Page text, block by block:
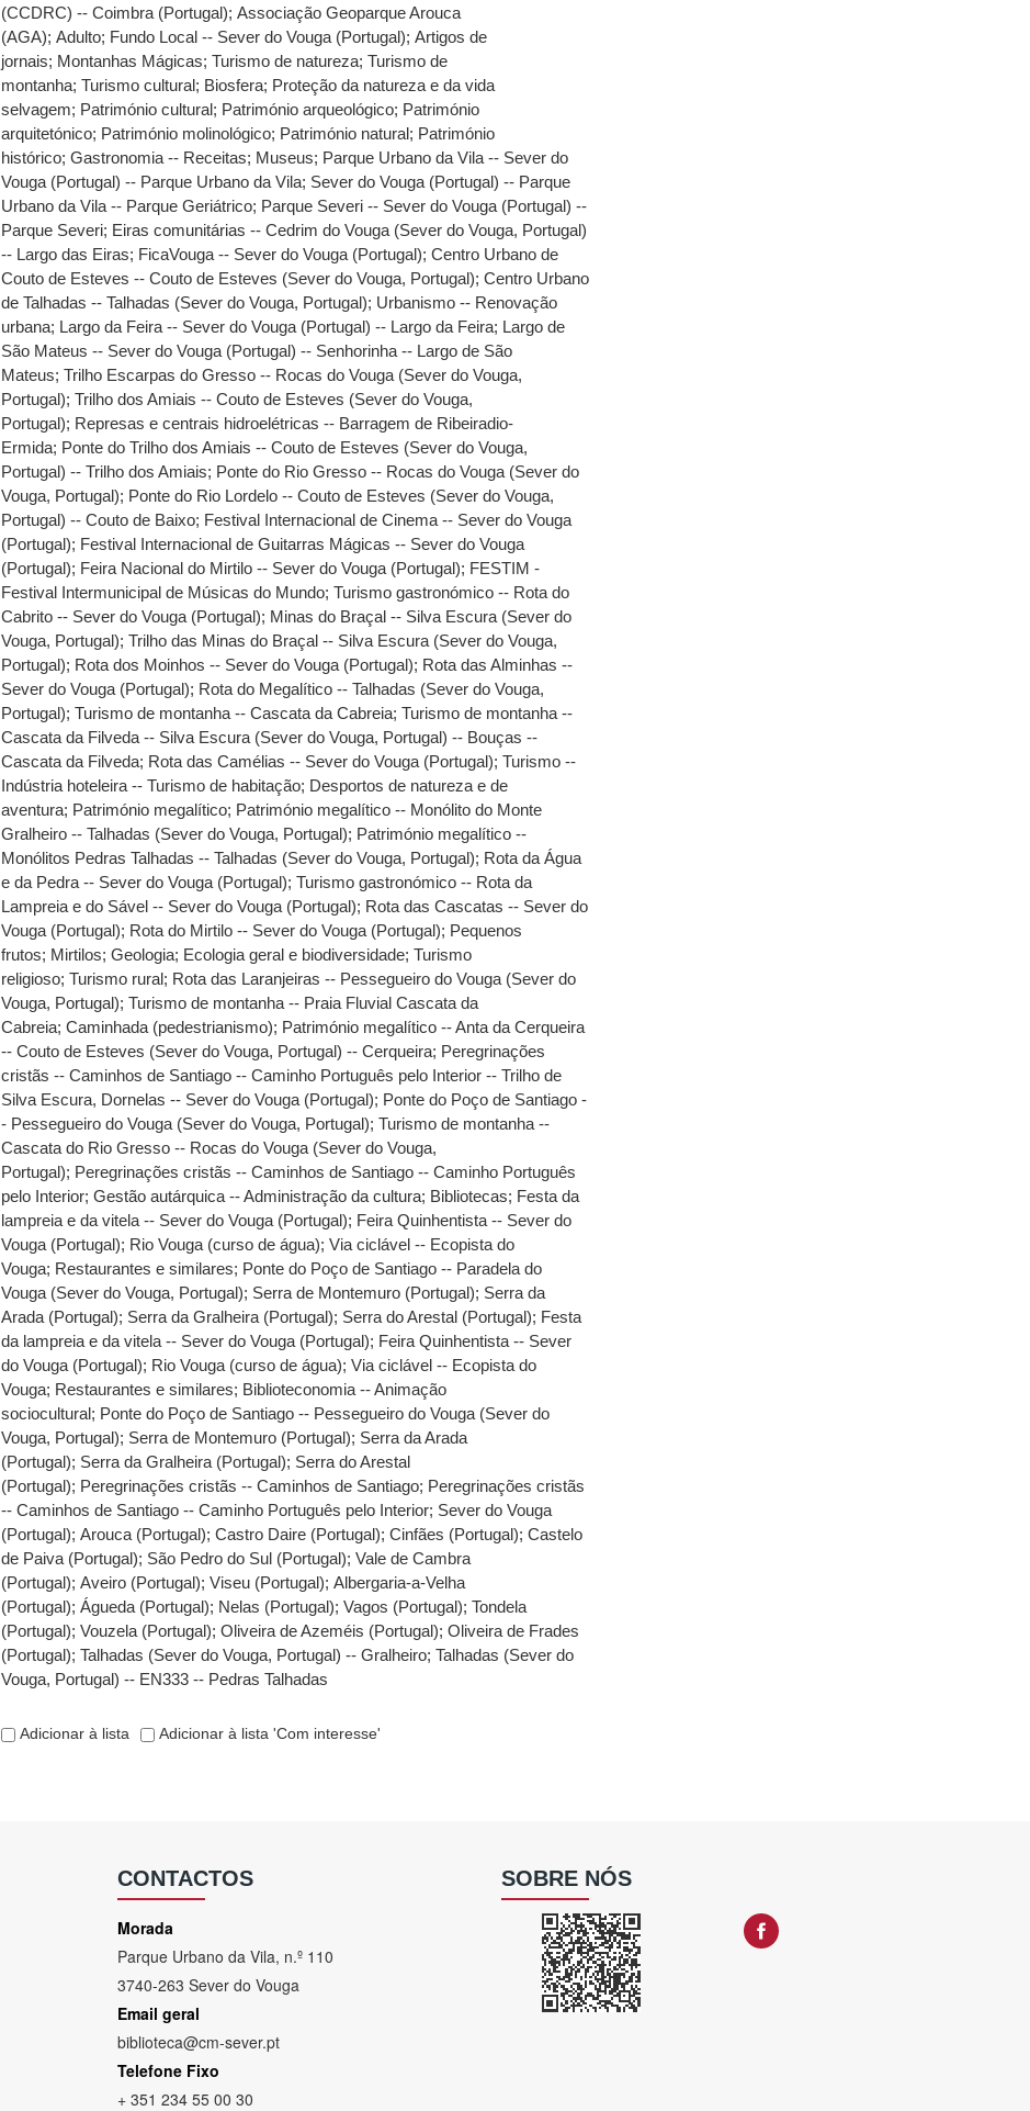
(CCDRC) -- Coimbra (Portugal);Associação Geoparque Arouca
(AGA);Adulto; Fundo Local -- Sever do Vouga (Portugal);Artigos de
jornais; Montanhas Mágicas;Turismo de natureza;Turismo de
montanha;Turismo cultural; Biosfera; Proteção da natureza e da vida
selvagem; Património cultural; Património arqueológico; Património
arquitetónico; Património molinológico; Património natural; Património
histórico;Gastronomia -- Receitas; Museus; Parque Urbano da Vila -- Sever do
Vouga (Portugal) -- Parque Urbano da Vila; Sever do Vouga (Portugal) -- Parque
Urbano da Vila -- Parque Geriátrico; Parque Severi -- Sever do Vouga (Portugal) --
Parque Severi; Eiras comunitárias -- Cedrim do Vouga (Sever do Vouga, Portugal)
-- Largo das Eiras; FicaVouga -- Sever do Vouga (Portugal);Centro Urbano de
Couto de Esteves -- Couto de Esteves (Sever do Vouga, Portugal);Centro Urbano
de Talhadas -- Talhadas (Sever do Vouga, Portugal); Urbanismo -- Renovação
urbana; Largo da Feira -- Sever do Vouga (Portugal) -- Largo da Feira; Largo de
São Mateus -- Sever do Vouga (Portugal) -- Senhorinha -- Largo de São
Mateus;Trilho Escarpas do Gresso -- Rocas do Vouga (Sever do Vouga,
Portugal);Trilho dos Amiais -- Couto de Esteves (Sever do Vouga,
Portugal); Represas e centrais hidroelétricas -- Barragem de Ribeiradio-
Ermida; Ponte do Trilho dos Amiais -- Couto de Esteves (Sever do Vouga,
Portugal) -- Trilho dos Amiais; Ponte do Rio Gresso -- Rocas do Vouga (Sever do
Vouga, Portugal); Ponte do Rio Lordelo -- Couto de Esteves (Sever do Vouga,
Portugal) -- Couto de Baixo; Festival Internacional de Cinema -- Sever do Vouga
(Portugal); Festival Internacional de Guitarras Mágicas -- Sever do Vouga
(Portugal); Feira Nacional do Mirtilo -- Sever do Vouga (Portugal); FESTIM -
Festival Intermunicipal de Músicas do Mundo;Turismo gastronómico -- Rota do
Cabrito -- Sever do Vouga (Portugal); Minas do Braçal -- Silva Escura (Sever do
Vouga, Portugal);Trilho das Minas do Braçal -- Silva Escura (Sever do Vouga,
Portugal); Rota dos Moinhos -- Sever do Vouga (Portugal); Rota das Alminhas --
Sever do Vouga (Portugal); Rota do Megalítico -- Talhadas (Sever do Vouga,
Portugal);Turismo de montanha -- Cascata da Cabreia;Turismo de montanha --
Cascata da Filveda -- Silva Escura (Sever do Vouga, Portugal) -- Bouças --
Cascata da Filveda; Rota das Camélias -- Sever do Vouga (Portugal);Turismo --
Indústria hoteleira -- Turismo de habitação; Desportos de natureza e de
aventura; Património megalítico; Património megalítico -- Monólito do Monte
Gralheiro -- Talhadas (Sever do Vouga, Portugal); Património megalítico --
Monólitos Pedras Talhadas -- Talhadas (Sever do Vouga, Portugal); Rota da Água
e da Pedra -- Sever do Vouga (Portugal);Turismo gastronómico -- Rota da
Lampreia e do Sável -- Sever do Vouga (Portugal); Rota das Cascatas -- Sever do
Vouga (Portugal); Rota do Mirtilo -- Sever do Vouga (Portugal); Pequenos
frutos; Mirtilos;Geologia; Ecologia geral e biodiversidade;Turismo
religioso;Turismo rural; Rota das Laranjeiras -- Pessegueiro do Vouga (Sever do
Vouga, Portugal);Turismo de montanha -- Praia Fluvial Cascata da
Cabreia;Caminhada (pedestrianismo); Património megalítico -- Anta da Cerqueira
-- Couto de Esteves (Sever do Vouga, Portugal) -- Cerqueira; Peregrinações
cristãs -- Caminhos de Santiago -- Caminho Português pelo Interior -- Trilho de
Silva Escura, Dornelas -- Sever do Vouga (Portugal); Ponte do Poço de Santiago -
- Pessegueiro do Vouga (Sever do Vouga, Portugal);Turismo de montanha --
Cascata do Rio Gresso -- Rocas do Vouga (Sever do Vouga,
Portugal); Peregrinações cristãs -- Caminhos de Santiago -- Caminho Português
pelo Interior;Gestão autárquica -- Administração da cultura; Bibliotecas; Festa da
lampreia e da vitela -- Sever do Vouga (Portugal); Feira Quinhentista -- Sever do
Vouga (Portugal); Rio Vouga (curso de água);Via ciclável -- Ecopista do
Vouga; Restaurantes e similares; Ponte do Poço de Santiago -- Paradela do
Vouga (Sever do Vouga, Portugal); Serra de Montemuro (Portugal); Serra da
Arada (Portugal); Serra da Gralheira (Portugal); Serra do Arestal (Portugal); Festa
da lampreia e da vitela -- Sever do Vouga (Portugal); Feira Quinhentista -- Sever
do Vouga (Portugal); Rio Vouga (curso de água);Via ciclável -- Ecopista do
Vouga; Restaurantes e similares; Biblioteconomia -- Animação
sociocultural; Ponte do Poço de Santiago -- Pessegueiro do Vouga (Sever do
Vouga, Portugal); Serra de Montemuro (Portugal); Serra da Arada
(Portugal); Serra da Gralheira (Portugal); Serra do Arestal
(Portugal); Peregrinações cristãs -- Caminhos de Santiago; Peregrinações cristãs
-- Caminhos de Santiago -- Caminho Português pelo Interior; Sever do Vouga
(Portugal);Arouca (Portugal);Castro Daire (Portugal);Cinfães (Portugal);Castelo
de Paiva (Portugal); São Pedro do Sul (Portugal);Vale de Cambra
(Portugal);Aveiro (Portugal);Viseu (Portugal);Albergaria-a-Velha
(Portugal);Águeda (Portugal); Nelas (Portugal);Vagos (Portugal);Tondela
(Portugal);Vouzela (Portugal);Oliveira de Azeméis (Portugal);Oliveira de Frades
(Portugal);Talhadas (Sever do Vouga, Portugal) -- Gralheiro;Talhadas (Sever do
Vouga, Portugal) -- EN333 -- Pedras Talhadas
Adicionar à lista Adicionar à lista 'Com interesse'
CONTACTOS
Morada
Parque Urbano da Vila, n.º 110
3740-263 Sever do Vouga
Email geral
biblioteca@cm-sever.pt
Telefone Fixo
+ 351 234 55 00 30
SOBRE NÓS